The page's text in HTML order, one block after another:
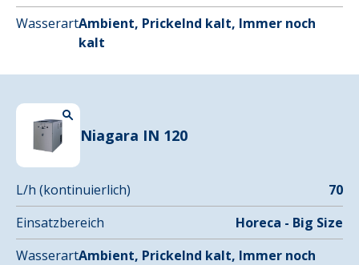
WasserartAmbient, Prickelnd kalt, Immer noch
kalt
Niagara IN 120
L/h (kontinuierlich)
70
Einsatzbereich
Horeca - Big Size
WasserartAmbient, Prickelnd kalt, Immer noch